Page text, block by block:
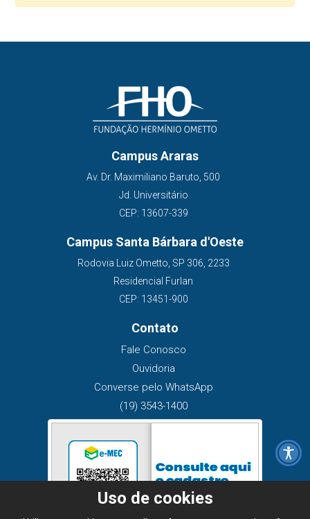
Campus Araras
Av. Dr. Maximiliano Baruto, 500
Jd. Universitário
CEP: 13607-339
Campus Santa Bárbara d'Oeste
Rodovia Luiz Ometto, SP 306, 2233
Residencial Furlan
CEP: 13451-900
Contato
Fale Conosco
Ouvidoria
Converse pelo WhatsApp
(19) 3543-1400
Uso de cookies